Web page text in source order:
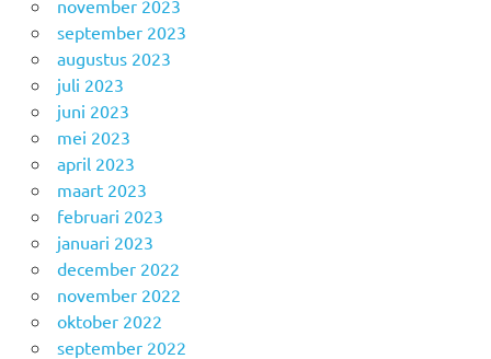
november 2023
september 2023
augustus 2023
juli 2023
juni 2023
mei 2023
april 2023
maart 2023
februari 2023
januari 2023
december 2022
november 2022
oktober 2022
september 2022